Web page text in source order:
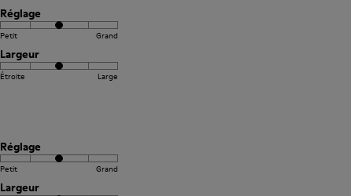
Réglage
Petit Grand
Largeur
Étroite Large
Réglage
Petit Grand
Largeur